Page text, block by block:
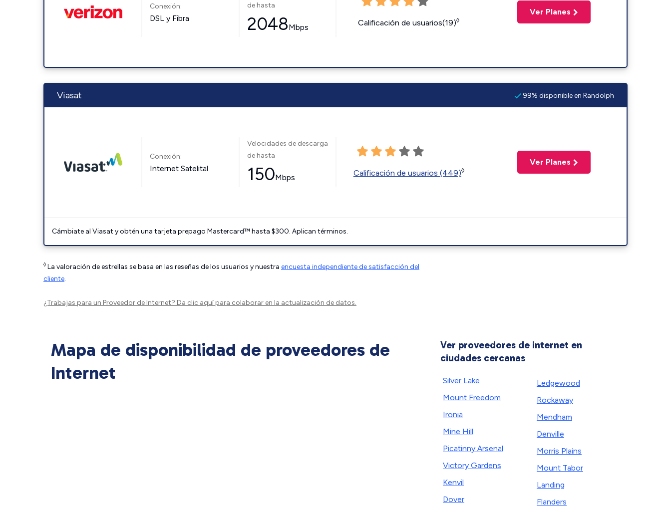
Conexión:
DSL y Fibra
de hasta
2048Mbps Calificación de usuarios(19)◊
Ver Planes
Viasat 99% disponible en Randolph
Conexión:
Internet Satelital
Velocidades de descarga
de hasta
150Mbps Calificación de usuarios (449)◊
Ver Planes
Cámbiate al Viasat y obtén una tarjeta prepago Mastercard™ hasta $300. Aplican términos.
◊ La valoración de estrellas se basa en las reseñas de los usuarios y nuestra encuesta independiente de satisfacción del
cliente.
¿Trabajas para un Proveedor de Internet? Da clic aquípara colaborar en la actualización de datos.
Mapa de disponibilidad de proveedores de
Internet
Ver proveedores de internet en
ciudades cercanas
Silver Lake
Mount Freedom
Ironia
Mine Hill
Picatinny Arsenal
Victory Gardens
Kenvil
Dover
Ledgewood
Rockaway
Mendham
Denville
Morris Plains
Mount Tabor
Landing
Flanders